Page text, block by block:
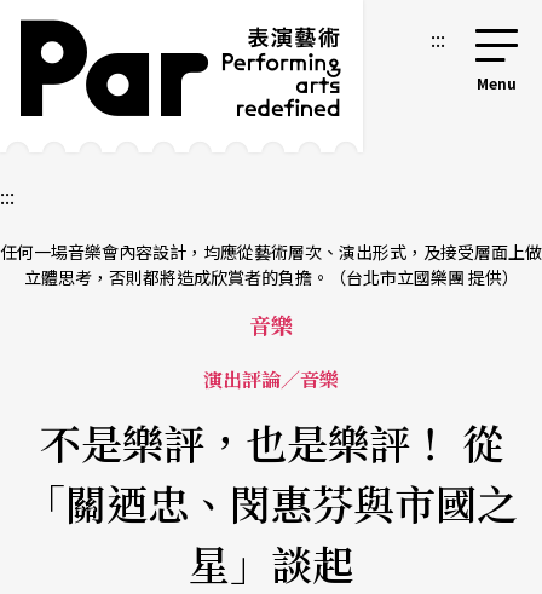
跳到主要內容區塊
網站導覽 :::
:::
任何一場音樂會內容設計，均應從藝術層次、演出形式，及接受層面上做
立體思考，否則都將造成欣賞者的負擔。（台北市立國樂團 提供）
音樂
演出評論／音樂
不是樂評，也是樂評！ 從
「關迺忠、閔惠芬與市國之
星」談起